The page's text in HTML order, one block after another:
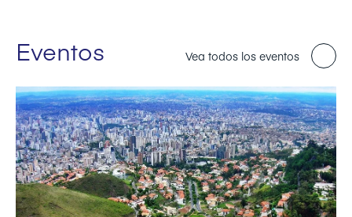
Eventos Vea todos los eventos